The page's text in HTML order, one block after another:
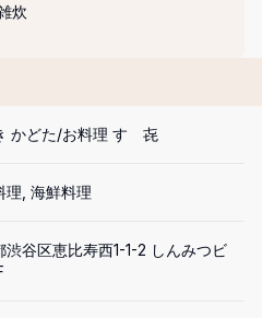
炊
かどた/お料理 すゞ㐂
理, 海鮮料理
渋谷区恵比寿西1-1-2 しんみつビ